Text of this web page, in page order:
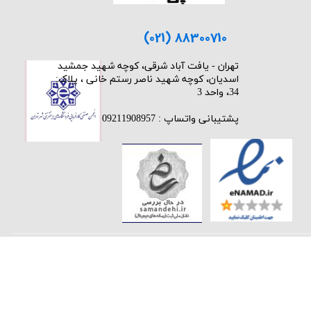
(021) 88300710
​تهران - یافت آباد شرقی، کوچه شهید جمشید
اسدیان، کوچه شهید ناصر رستم خانی ، پلاک:
34، واحد 3
پشتیبانی واتساپ : 09211908957